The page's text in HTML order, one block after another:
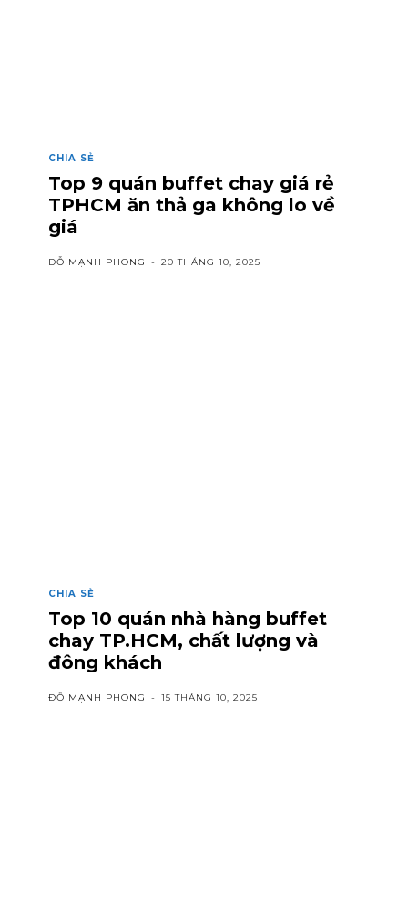
CHIA SẺ
Top 9 quán buffet chay giá rẻ
TPHCM ăn thả ga không lo về
giá
ĐỖ MẠNH PHONG - 20 THÁNG 10, 2025
CHIA SẺ
Top 10 quán nhà hàng buffet
chay TP.HCM, chất lượng và
đông khách
ĐỖ MẠNH PHONG - 15 THÁNG 10, 2025